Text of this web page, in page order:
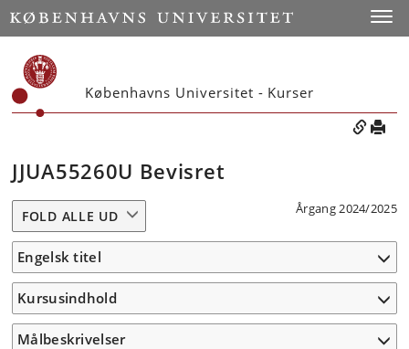
Københavns Universitet - Kurser
JJUA55260U Bevisret
Årgang 2024/2025
FOLD ALLE UD
Engelsk titel
Kursusindhold
Målbeskrivelser